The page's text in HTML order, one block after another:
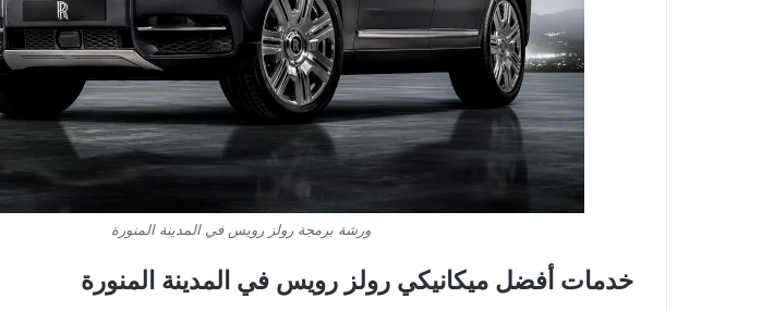
ورشة برمجة رولز رويس في المدينة المنورة
​خدمات أفضل ميكانيكي رولز رويس في المدينة المنورة